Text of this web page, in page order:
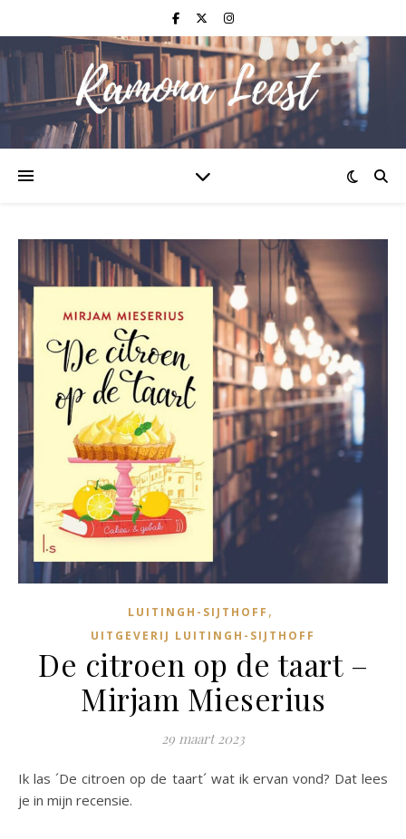
LUITINGH-SIJTHOFF ,
UITGEVERIJ LUITINGH-SIJTHOFF
De citroen op de taart –
Mirjam Mieserius
29 maart 2023
Ik las ´De citroen op de taart´ wat ik ervan vond? Dat lees
je in mijn recensie.